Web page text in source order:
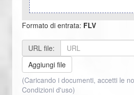
Formato di entrata: FLV
URL file:
Aggiungi file
(Caricando i documenti, accetti le
Condizioni d'uso)